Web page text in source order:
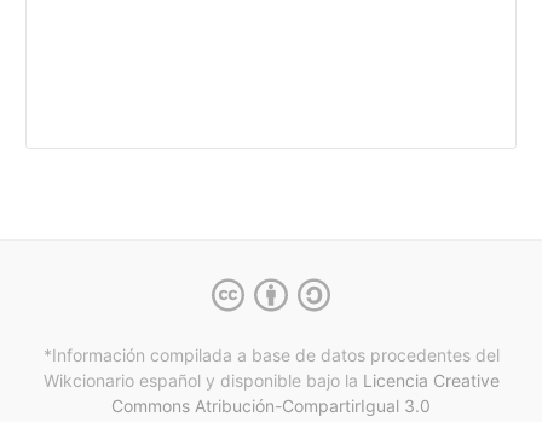
*Información compilada a base de datos procedentes del
Wikcionario español y disponible bajo la Licencia Creative
Commons Atribución-CompartirIgual 3.0